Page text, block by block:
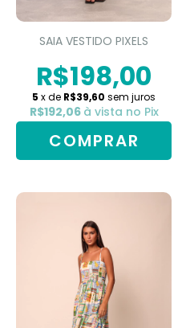
SAIA VESTIDO PIXELS
R$198,00
5 x de R$39,60 sem juros
R$192,06 à vista no Pix
COMPRAR